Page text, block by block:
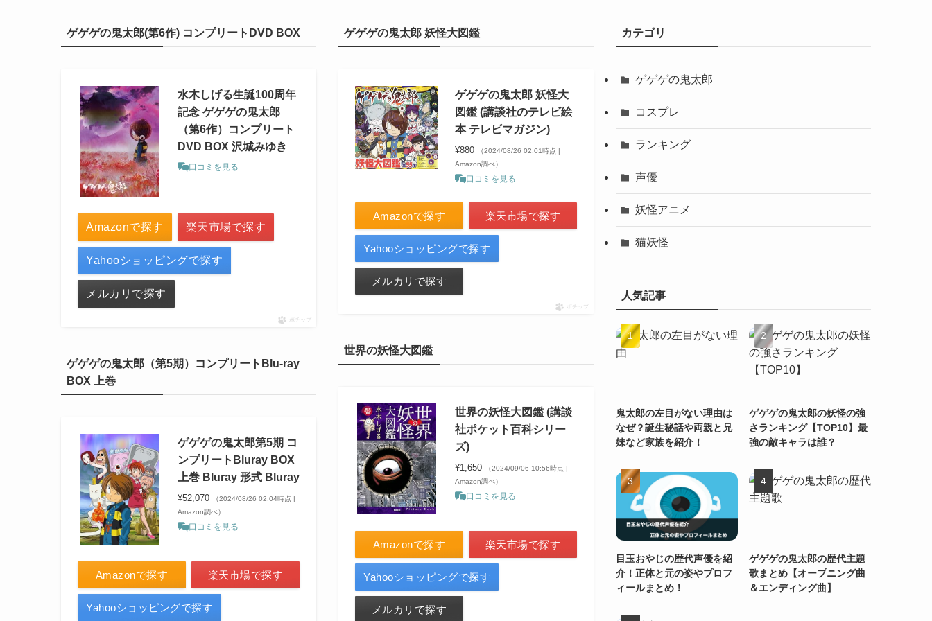
ゲゲゲの鬼太郎(第6作) コンプリートDVD BOX
水木しげる生誕100周年
記念 ゲゲゲの鬼太郎
（第6作）コンプリート
DVD BOX 沢城みゆき
口コミを見る
Amazonで探す 楽天市場で探す
Yahooショッピングで探す
メルカリで探す
ポチップ
ゲゲゲの鬼太郎（第5期）コンプリートBlu-ray
BOX 上巻
ゲゲゲの鬼太郎第5期 コ
ンプリートBluray BOX
上巻 Bluray 形式 Bluray
¥52,070
（2024/08/26 02:04時点 |
Amazon調べ）
口コミを見る
Amazonで探す 楽天市場で探す
Yahooショッピングで探す
ゲゲゲの鬼太郎 妖怪大図鑑
ゲゲゲの鬼太郎 妖怪大
図鑑 (講談社のテレビ絵
本 テレビマガジン)
¥880
（2024/08/26 02:01時点 |
Amazon調べ）
口コミを見る
Amazonで探す 楽天市場で探す
Yahooショッピングで探す
メルカリで探す
ポチップ
世界の妖怪大図鑑
世界の妖怪大図鑑 (講談
社ポケット百科シリー
ズ)
¥1,650
（2024/09/06 10:56時点 |
Amazon調べ）
口コミを見る
Amazonで探す 楽天市場で探す
Yahooショッピングで探す
メルカリで探す
カテゴリ
ゲゲゲの鬼太郎
コスプレ
ランキング
声優
妖怪アニメ
猫妖怪
人気記事
鬼太郎の左目がない理由は
なぜ？誕生秘話や両親と兄
妹など家族を紹介！
ゲゲゲの鬼太郎の妖怪の強
さランキング【TOP10】最
強の敵キャラは誰？
目玉おやじの歴代声優を紹
介！正体と元の姿やプロフ
ィールまとめ！
ゲゲゲの鬼太郎の歴代主題
歌まとめ【オープニング曲
＆エンディング曲】